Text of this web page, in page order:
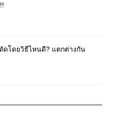
ดโดยวิธีไหนดี? แตกต่างกัน